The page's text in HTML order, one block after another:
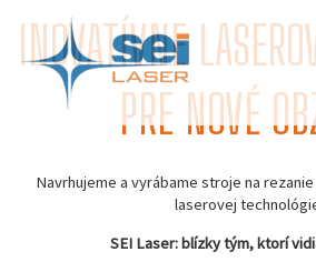
content
INOVATÍVNE
PRE NOVÉ
Navrhujeme a vyrábame stroje na
laserovej
SEI Laser: blízky tým, ktorí